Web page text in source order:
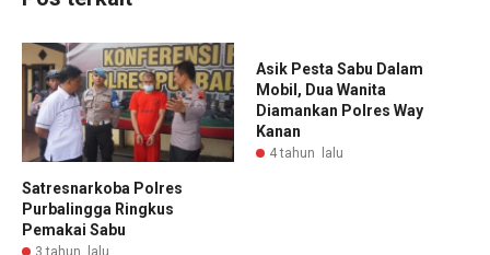
Satresnarkoba Polres
Purbalingga Ringkus
Pemakai Sabu
3 tahun lalu
Asik Pesta Sabu Dalam
Mobil, Dua Wanita
Diamankan Polres Way
Kanan
4 tahun lalu